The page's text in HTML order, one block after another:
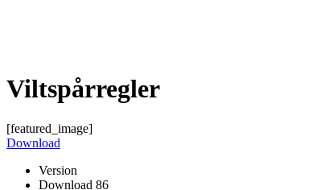
Viltspårregler
[featured_image]
Download
Version
Download 86